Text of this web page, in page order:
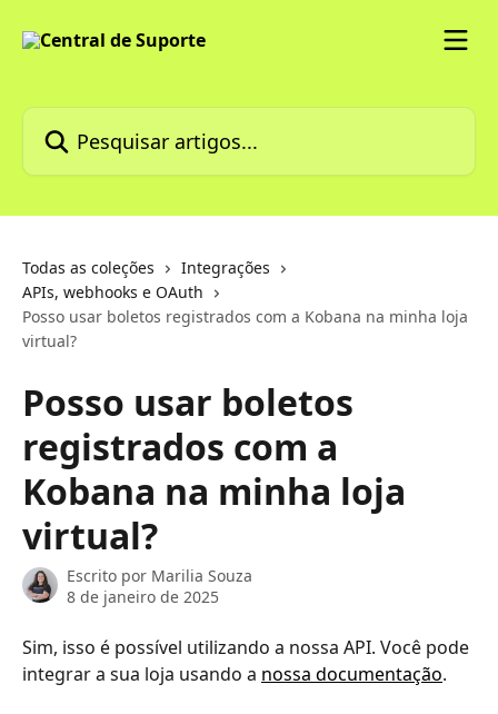
Pesquisar artigos...
Todas as coleções
Integrações
APIs, webhooks e OAuth
Posso usar boletos registrados com a Kobana na minha loja
virtual?
Posso usar boletos
registrados com a
Kobana na minha loja
virtual?
Escrito por Marilia Souza
8 de janeiro de 2025
Sim, isso é possível utilizando a nossa API. Você pode
integrar a sua loja usando a nossa documentação.